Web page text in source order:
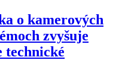
o kamerových
zvyšuje
technické